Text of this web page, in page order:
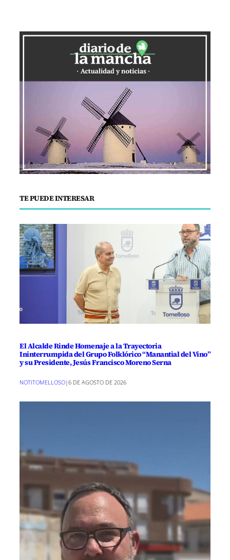
TE PUEDE INTERESAR
El Alcalde Rinde Homenaje a la Trayectoria
Ininterrumpida del Grupo Folklórico “Manantial del Vino”
y su Presidente, Jesús Francisco Moreno Serna
NOTITOMELLOSO|6 DE AGOSTO DE 2026